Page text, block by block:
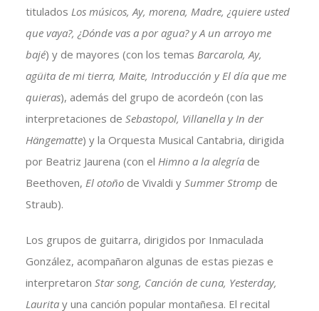
titulados Los músicos, Ay, morena, Madre, ¿quiere usted
que vaya?, ¿Dónde vas a por agua? y A un arroyo me
bajé) y de mayores (con los temas Barcarola, Ay,
agüita de mi tierra, Maite, Introducción y El día que me
quieras), además del grupo de acordeón (con las
interpretaciones de Sebastopol, Villanella y In der
Hängematte) y la Orquesta Musical Cantabria, dirigida
por Beatriz Jaurena (con el Himno a la alegríade
Beethoven, El otoñode Vivaldi y Summer Stromp de
Straub).
Los grupos de guitarra, dirigidos por Inmaculada
González, acompañaron algunas de estas piezas e
interpretaron Star song, Canción de cuna, Yesterday,
Lauritay una canción popular montañesa. El recital